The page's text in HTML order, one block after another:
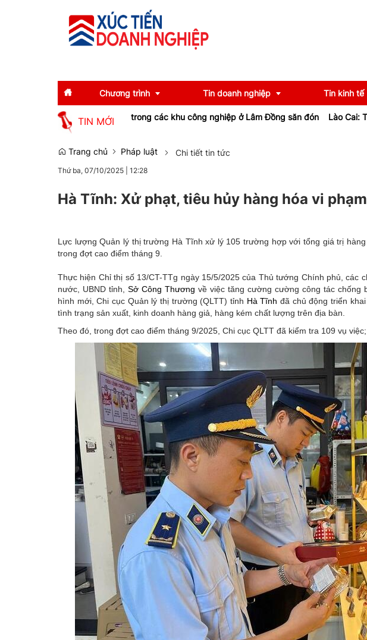
Chương trình
Diễn giả
Thông tin báo chí
Sự kiện
Tin doanh nghiệp
Tin tức
Doanh nghiệp tiêu biểu
Emagazine
Tin kinh tế
TIN MỚI
được doanh nghiệp trong các khu công nghiệp ở Lâm Đồng săn đón Lào Cai: Tạm giữ
Trang chủ Pháp luật Chi tiết tin tức
Thứ ba, 07/10/2025 12:28
Hà Tĩnh: Xử phạt, tiêu hủy hàng hóa vi
Lực lượng Quản lý thị trường Hà Tĩnh xử lý 105 trường hợp với tổng giá trị
trong đợt cao điểm tháng 9.
Thực hiện Chỉ thị số 13/CT-TTg ngày 15/5/2025 của Thủ tướng Chính phủ, các
nước, UBND tỉnh, Sở Công Thương về việc tăng cường cường công tác chống
hình mới, Chi cục Quản lý thị trường (QLTT) tỉnh Hà Tĩnh đã chủ động triển
tình trạng sản xuất, kinh doanh hàng giả, hàng kém chất lượng trên địa bàn.
Theo đó, trong đợt cao điểm tháng 9/2025, Chi cục QLTT đã kiểm tra 109 vụ